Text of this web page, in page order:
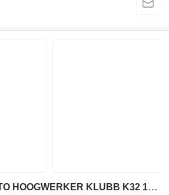
Renault Master AUTO HOOGWERKER KLUBB K32 12 METER NACELLE FRANCE